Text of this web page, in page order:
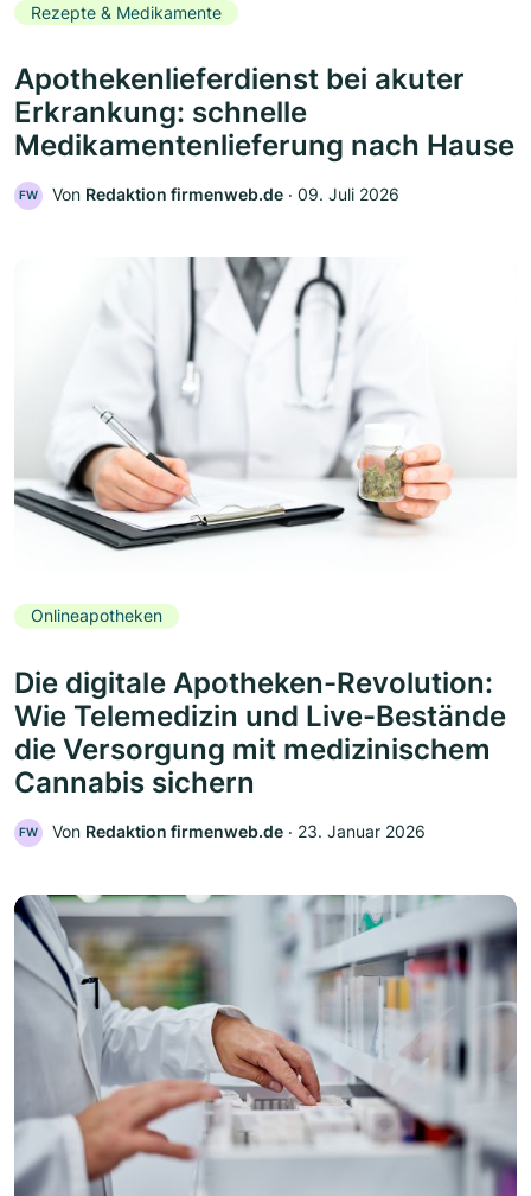
Rezepte & Medikamente
Apothekenlieferdienst bei akuter
Erkrankung: schnelle
Medikamentenlieferung nach Hause
FW Von Redaktion firmenweb.de ‧ 09. Juli 2026
Onlineapotheken
Die digitale Apotheken-Revolution:
Wie Telemedizin und Live-Bestände
die Versorgung mit medizinischem
Cannabis sichern
FW Von Redaktion firmenweb.de ‧ 23. Januar 2026